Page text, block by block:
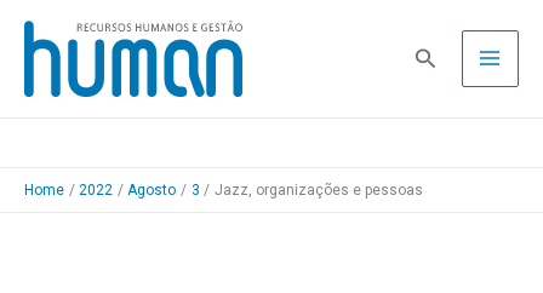
Skip
content
Pesquisa
Home 2022 Agosto 3 Jazz, organizações e pessoas